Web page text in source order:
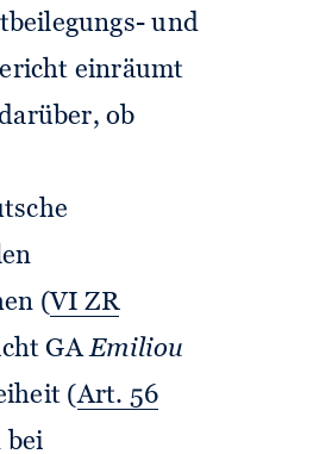
und
einräumt
ob
(VI ZR
GAEmiliou
(Art. 56
bei